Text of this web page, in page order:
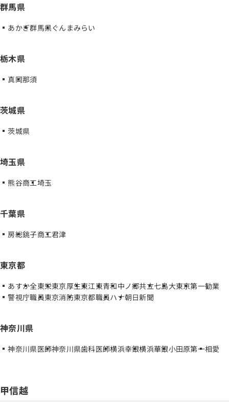
群馬県
あかぎ群馬県ぐんまみらい
栃木県
真岡那須
茨城県
茨城県
埼玉県
熊谷商工埼玉
千葉県
房総銚子商工君津
東京都
あすか全東栄東京厚生東江東青和中ノ郷共立七島大東京第一勧業
警視庁職員東京消防東京都職員ハナ朝日新聞
神奈川県
神奈川県医師神奈川県歯科医師横浜幸銀横浜華銀小田原第一相愛
甲信越